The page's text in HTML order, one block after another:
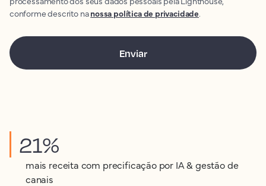
conforme descrito nanossa política de privacidade.
21%
mais receita com precificação por IA & gestão de
canais